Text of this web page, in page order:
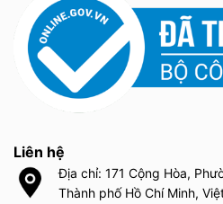
Liên hệ
Địa chỉ: 171 Cộng Hòa,
Thành phố Hồ Chí Minh,